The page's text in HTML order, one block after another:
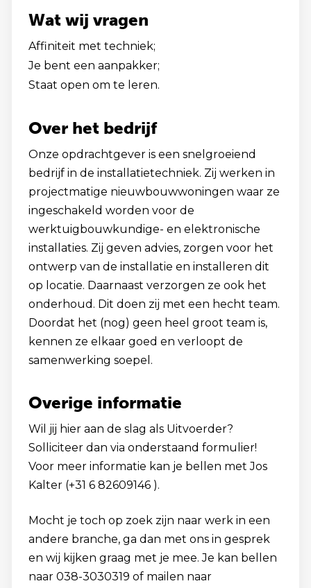
Wat wij vragen
Affiniteit met techniek;
Je bent een aanpakker;
Staat open om te leren.
Over het bedrijf
Onze opdrachtgever is een snelgroeiend
bedrijf in de installatietechniek. Zij werken in
projectmatige nieuwbouwwoningen waar ze
ingeschakeld worden voor de
werktuigbouwkundige- en elektronische
installaties. Zij geven advies, zorgen voor het
ontwerp van de installatie en installeren dit
op locatie. Daarnaast verzorgen ze ook het
onderhoud. Dit doen zij met een hecht team.
Doordat het (nog) geen heel groot team is,
kennen ze elkaar goed en verloopt de
samenwerking soepel.
Overige informatie
Wil jij hier aan de slag als Uitvoerder?
Solliciteer dan via onderstaand formulier!
Voor meer informatie kan je bellen met Jos
Kalter (+31 6 82609146 ).
Mocht je toch op zoek zijn naar werk in een
andere branche, ga dan met ons in gesprek
en wij kijken graag met je mee. Je kan bellen
naar 038-3030319 of mailen naar